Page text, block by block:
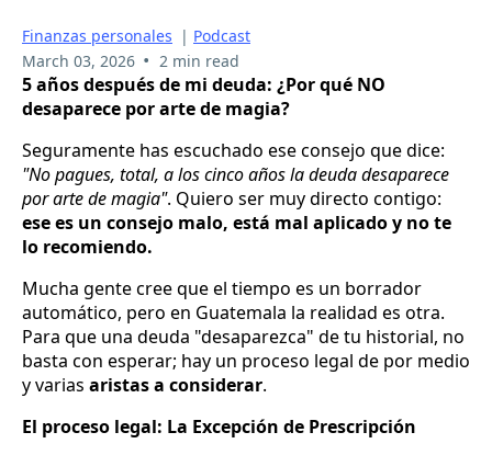
Finanzas personales | Podcast
March 03, 2026 • 2 min read
5 años después de mi deuda: ¿Por qué NO
desaparece por arte de magia?
Seguramente has escuchado ese consejo que dice:
"No pagues, total, a los cinco años la deuda desaparece
por arte de magia". Quiero ser muy directo contigo:
ese es un consejo malo, está mal aplicado y no te
lo recomiendo.
Mucha gente cree que el tiempo es un borrador
automático, pero en Guatemala la realidad es otra.
Para que una deuda "desaparezca" de tu historial, no
basta con esperar; hay un proceso legal de por medio
y varias aristas a considerar.
El proceso legal: La Excepción de Prescripción